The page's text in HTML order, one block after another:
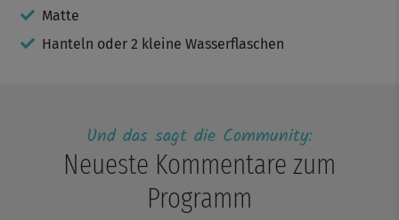
Matte
Hanteln oder 2 kleine Wasserflaschen
Und das sagt die Community:
Neueste Kommentare zum
Programm